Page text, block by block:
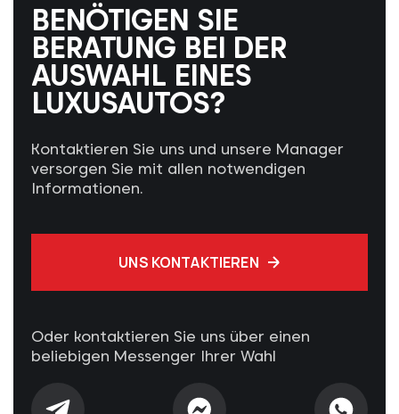
BENÖTIGEN SIE
BERATUNG BEI DER
AUSWAHL EINES
LUXUSAUTOS?
Kontaktieren Sie uns und unsere Manager
versorgen Sie mit allen notwendigen
Informationen.
UNS KONTAKTIEREN
Oder kontaktieren Sie uns über einen
beliebigen Messenger Ihrer Wahl